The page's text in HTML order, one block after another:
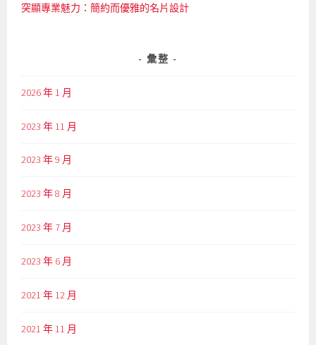
突顯專業魅力：簡約而優雅的名片設計
彙整
2026 年 1 月
2023 年 11 月
2023 年 9 月
2023 年 8 月
2023 年 7 月
2023 年 6 月
2021 年 12 月
2021 年 11 月